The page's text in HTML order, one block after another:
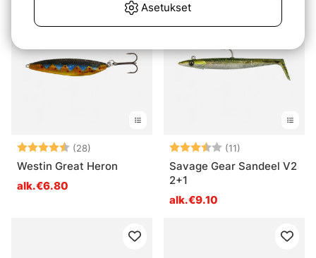
Arvio: (28)
4.4 5:sta tähdestä
Westin Great Heron
alk.€6.80
Arvio: (11)
Savage Gear Sandeel V2
2+1
alk.€9.10
Asetukset